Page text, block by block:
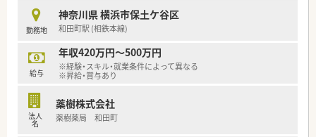
≪こんな方にオススメです≫
■大手チェーンで安定してご勤務されたい方。
■クリニックモールで多科目を学ばれたい方。
勤務地
神奈川県 横浜市保土ケ谷区
和田町駅 (相鉄本線)
給与
年収420万円～500万円
※経験・スキル・就業条件によって異なる
※昇給・賞与あり
法人
名
薬樹株式会社
薬樹薬局 和田町